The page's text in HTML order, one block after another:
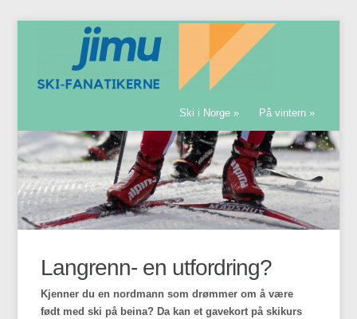
Ski i Norge» På vintern»
Langrenn- en utfordring?
Kjenner du en nordmann som drømmer om å være
født med ski på beina? Da kan et gavekort på skikurs